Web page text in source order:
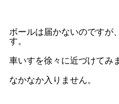
ボールは届かないのですが
す。
車いすを徐々に近づけてみ
なかなか入りません。